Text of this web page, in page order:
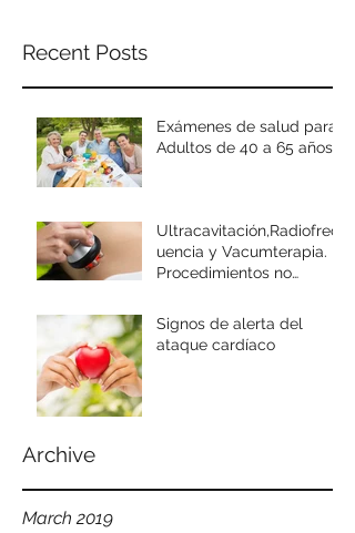
Recent Posts
Exámenes de salud para
Adultos de 40 a 65 años
Ultracavitación,Radiofrec
uencia y Vacumterapia.
Procedimientos no
mejorar
Signos de alerta del
ataque cardíaco
Archive
March 2019